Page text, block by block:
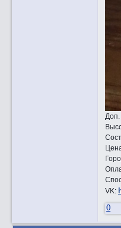
Доп.
VK:
0